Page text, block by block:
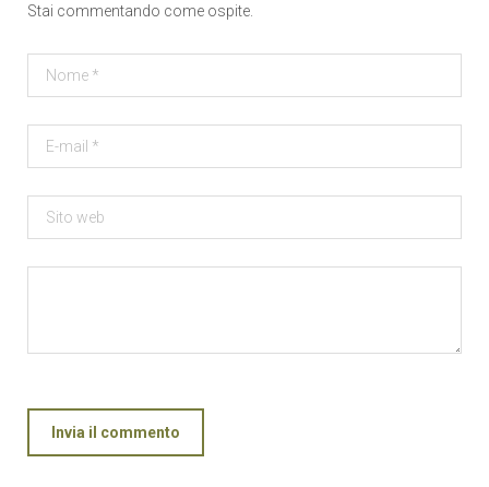
Stai commentando come ospite.
Invia il commento